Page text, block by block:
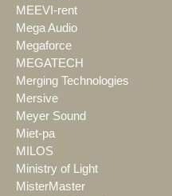
MEEVI-rent
Mega Audio
Megaforce
MEGATECH
Merging Technologies
Mersive
Meyer Sound
Miet-pa
MILOS
Ministry of Light
MisterMaster